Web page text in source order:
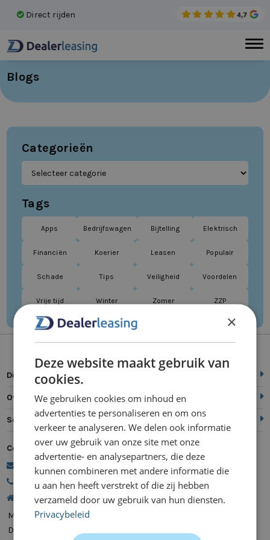
Direct rijden
Blogs
Categorieën
Tags
Apps Bedrijfswagen Bijtelling Elektrisch
Financiën Koerier Leasen Populair
Schade Tips Veiligheid Voordelen
Vrije tijd Winter Zomer ZZP
Direct naar
Over ons
Service
Contact
commercie@dealerleasing.nl
088 700 18 18
Kanaalweg 9, 5721 MZ Asten
Maandag
Dinsdag
×
Deze website maakt gebruik van
cookies.
We gebruiken cookies om inhoud en
advertenties te personaliseren en om ons
verkeer te analyseren. We delen ook informatie
over uw gebruik van onze site met onze
advertentie- en analysepartners, die deze
kunnen combineren met andere informatie die
u aan hen heeft verstrekt of die zij hebben
verzameld door uw gebruik van hun diensten.
Privacybeleid